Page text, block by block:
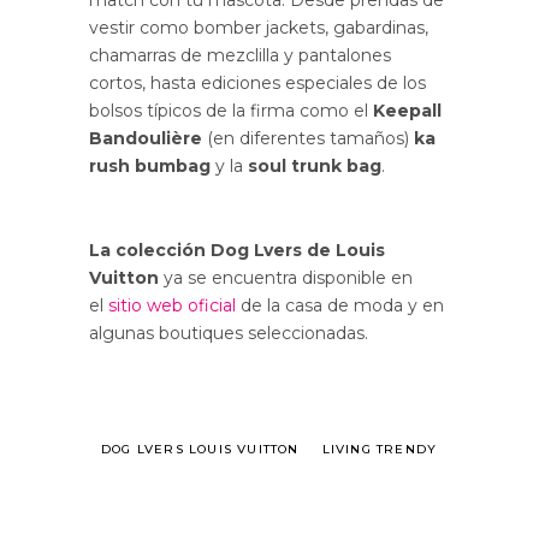
vestir como bomber jackets, gabardinas,
chamarras de mezclilla y pantalones
cortos, hasta ediciones especiales de los
bolsos típicos de la firma como el Keepall
Bandoulière (en diferentes tamaños) ka
rush bumbag y la soul trunk bag.
La colección Dog Lvers de Louis
Vuitton ya se encuentra disponible en
el sitio web oficial de la casa de moda y en
algunas boutiques seleccionadas.
DOG LVERS LOUIS VUITTON LIVING TRENDY